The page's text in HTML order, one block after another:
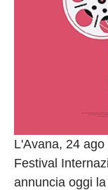
L'Avana, 24
Festival
annuncia oggi